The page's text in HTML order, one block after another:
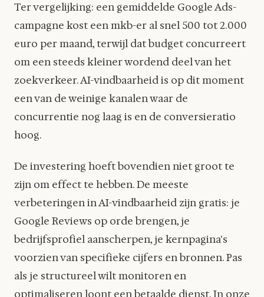
Ter vergelijking: een gemiddelde Google Ads-
campagne kost een mkb-er al snel 500 tot 2.000
euro per maand, terwijl dat budget concurreert
om een steeds kleiner wordend deel van het
zoekverkeer. AI-vindbaarheid is op dit moment
een van de weinige kanalen waar de
concurrentie nog laag is en de conversieratio
hoog.
De investering hoeft bovendien niet groot te
zijn om effect te hebben. De meeste
verbeteringen in AI-vindbaarheid zijn gratis: je
Google Reviews op orde brengen, je
bedrijfsprofiel aanscherpen, je kernpagina's
voorzien van specifieke cijfers en bronnen. Pas
als je structureel wilt monitoren en
optimaliseren loont een betaalde dienst. In onze